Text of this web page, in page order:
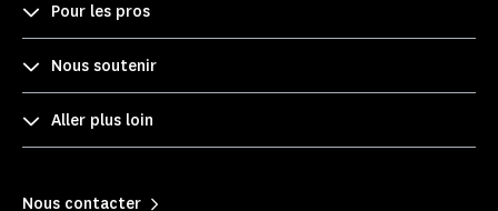
Pour les pros
Nous soutenir
Aller plus loin
Nous contacter